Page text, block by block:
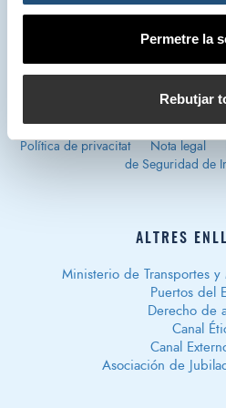
Permetre la
Rebutjar
s/n. 46024 –
Política de privacitat Nota legal
de Seguridad de
ALTRES
Ministerio de Transportes
Puertos del
Derecho de
Canal
Canal
Asociación de